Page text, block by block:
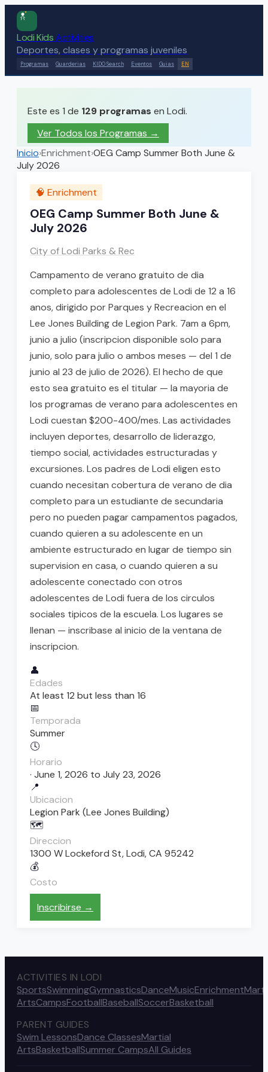
Lodi KidsActivities
Deportes, clases y programas juveniles
Programas Guarderias KIDO Search Eventos Guias EN
Este es 1 de 129 programas en Lodi.
Ver Todos los Programas →
Inicio›Enrichment›OEG Camp Summer Both June &
July 2026
🧠 Enrichment
OEG Camp Summer Both June &
July 2026
City of Lodi Parks & Rec
Campamento de verano gratuito de dia
completo para adolescentes de Lodi de 12 a 16
anos, dirigido por Parques y Recreacion en el
Lee Jones Building de Legion Park. 7am a 6pm,
junio a julio (inscripcion disponible solo para
junio, solo para julio o ambos meses — del 1 de
junio al 23 de julio de 2026). El hecho de que
esto sea gratuito es el titular — la mayoria de
los programas de verano para adolescentes en
Lodi cuestan $200-400/mes. Las actividades
incluyen deportes, desarrollo de liderazgo,
tiempo social, actividades estructuradas y
excursiones. Los padres de Lodi eligen esto
cuando necesitan cobertura de verano de dia
completo para un estudiante de secundaria
pero no pueden pagar campamentos pagados,
cuando quieren a su adolescente en un
ambiente estructurado en lugar de tiempo sin
supervision en casa, o cuando quieren a su
adolescente conectado con otros
adolescentes de Lodi fuera de los circulos
sociales tipicos de la escuela. Los lugares se
llenan — inscribase al inicio de la ventana de
inscripcion.
👤
Edades
At least 12 but less than 16
📅
Temporada
Summer
🕓
Horario
· June 1, 2026 to July 23, 2026
📍
Ubicacion
Legion Park (Lee Jones Building)
🗺️
Direccion
1300 W Lockeford St, Lodi, CA 95242
💰
Costo
—
Inscribirse →
ACTIVITIES IN LODI
SportsSwimmingGymnasticsDanceMusicEnrichment
ArtsCampsFootballBaseballSoccerBasketball
PARENT GUIDES
Swim LessonsDance ClassesMartial
ArtsBasketballSummer CampsAll Guides